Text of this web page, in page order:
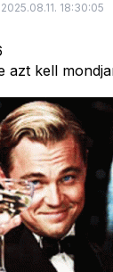
18:30:05
azt kell